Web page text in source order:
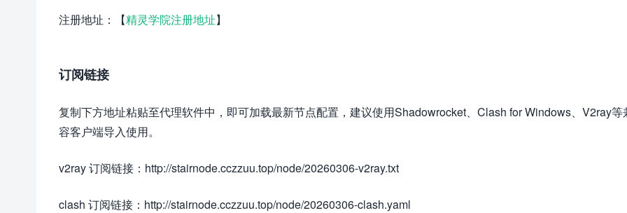
注册地址：【精灵学院注册地址】
订阅链接
复制下方地址粘贴至代理软件中，即可加载最新节点配置，建议使用Shadowrocket、Clash for Windows、V2ray等
容客户端导入使用。
v2ray 订阅链接：http://stairnode.cczzuu.top/node/20260306-v2ray.txt
clash 订阅链接：http://stairnode.cczzuu.top/node/20260306-clash.yaml